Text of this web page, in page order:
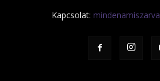
Kapcsolat: